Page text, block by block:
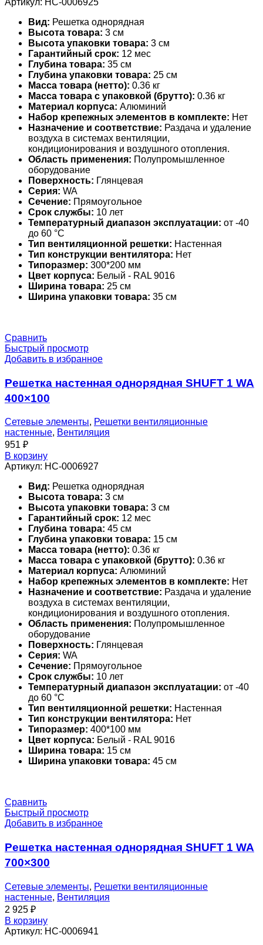
Артикул: НС-0006925
Вид: Решетка однорядная
Высота товара: 3 см
Высота упаковки товара: 3 см
Гарантийный срок: 12 мес
Глубина товара: 35 см
Глубина упаковки товара: 25 см
Масса товара (нетто): 0.36 кг
Масса товара с упаковкой (брутто): 0.36 кг
Материал корпуса: Алюминий
Набор крепежных элементов в комплекте: Нет
Назначение и соответствие: Раздача и удаление
воздуха в системах вентиляции,
кондиционирования и воздушного отопления.
Область применения: Полупромышленное
оборудование
Поверхность: Глянцевая
Серия: WA
Сечение: Прямоугольное
Срок службы: 10 лет
Температурный диапазон эксплуатации: от -40
до 60 °С
Тип вентиляционной решетки: Настенная
Тип конструкции вентилятора: Нет
Типоразмер: 300*200 мм
Цвет корпуса: Белый - RAL 9016
Ширина товара: 25 см
Ширина упаковки товара: 35 см
Сравнить
Быстрый просмотр
Добавить в избранное
Решетка настенная однорядная SHUFT 1 WA
400×100
Сетевые элементы, Решетки вентиляционные
настенные, Вентиляция
951 ₽
В корзину
Артикул: НС-0006927
Вид: Решетка однорядная
Высота товара: 3 см
Высота упаковки товара: 3 см
Гарантийный срок: 12 мес
Глубина товара: 45 см
Глубина упаковки товара: 15 см
Масса товара (нетто): 0.36 кг
Масса товара с упаковкой (брутто): 0.36 кг
Материал корпуса: Алюминий
Набор крепежных элементов в комплекте: Нет
Назначение и соответствие: Раздача и удаление
воздуха в системах вентиляции,
кондиционирования и воздушного отопления.
Область применения: Полупромышленное
оборудование
Поверхность: Глянцевая
Серия: WA
Сечение: Прямоугольное
Срок службы: 10 лет
Температурный диапазон эксплуатации: от -40
до 60 °С
Тип вентиляционной решетки: Настенная
Тип конструкции вентилятора: Нет
Типоразмер: 400*100 мм
Цвет корпуса: Белый - RAL 9016
Ширина товара: 15 см
Ширина упаковки товара: 45 см
Сравнить
Быстрый просмотр
Добавить в избранное
Решетка настенная однорядная SHUFT 1 WA
700×300
Сетевые элементы, Решетки вентиляционные
настенные, Вентиляция
2 925 ₽
В корзину
Артикул: НС-0006941